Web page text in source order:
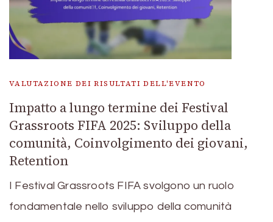
VALUTAZIONE DEI RISULTATI DELL'EVENTO
Impatto a lungo termine dei Festival
Grassroots FIFA 2025: Sviluppo della
comunità, Coinvolgimento dei giovani,
Retention
I Festival Grassroots FIFA svolgono un ruolo
fondamentale nello sviluppo della comunità